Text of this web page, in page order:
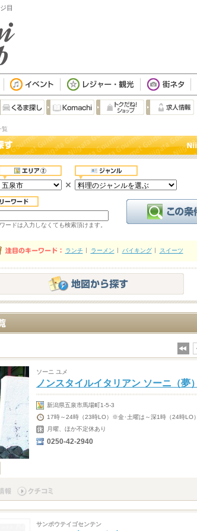
目
覧
ードは入力しなくても検索頂けます。
ランチ ラーメン バイキング スイーツ
ソーニ ユメ
ノンスタイルイタリアン ソーニ（夢）
新潟県五泉市馬場町1-5-3
17時～24時（23時LO）※金･土曜は～深1時（24時LO）
月曜、ほか不定休あり
0250-42-2940
サンポウテイゴセンテン